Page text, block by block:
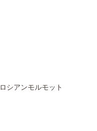
ロシアンモルモット